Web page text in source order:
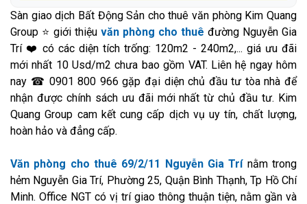
Sàn giao dịch Bất Động Sản cho thuê văn phòng Kim Quang
Group ⭐ giới thiệu văn phòng cho thuê đường Nguyễn Gia
Trí ❤️ có các diện tích trống: 120m2 - 240m2,... giá ưu đãi
mới nhất 10 Usd/m2 chưa bao gồm VAT. Liên hệ ngay hôm
nay ☎ 0901 800 966 gặp đại diện chủ đầu tư tòa nhà để
nhận được chính sách ưu đãi mới nhất từ chủ đầu tư. Kim
Quang Group cam kết cung cấp dịch vụ uy tín, chất lượng,
hoàn hảo và đẳng cấp.
Văn phòng cho thuê 69/2/11 Nguyễn Gia Trínằm trong
hẻm Nguyễn Gia Trí, Phường 25, Quận Bình Thạnh, Tp Hồ Chí
Minh. Office NGT có vị trí giao thông thuận tiện, nằm gần và